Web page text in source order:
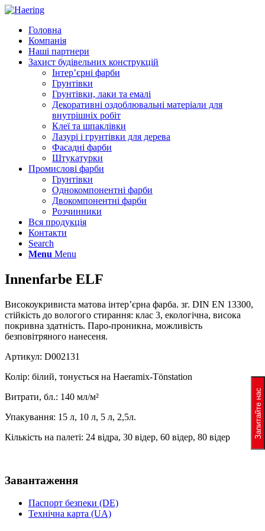
Головна
Компанія
Наші партнери
Захист будівельних конструкцій
Інтер’єрні фарби
Грунтівки
Грунтівки, лаки та емалі
Декоративні оздоблювальні матеріали для
внутрішніх робіт
Клеї та шпаклівки
Лазурі і грунтівки для дерева
Фасадні фарби
Штукатурки
Промислові фарби
Грунтівки
Однокомпонентні фарби
Двокомпонентні фарби
Розчинники
Вся продукція
Контакти
Search
Menu Menu
Innenfarbe ELF
Високоукривиста матова інтер’єрна фарба. зг. DIN EN 13300,
стійкість до вологого стирання: клас 3, екологічна, висока
покривна здатність. Паро-проникна, можливість
безповітряного нанесеня.
Артикул: D002131
Колір: білий, тонується на Haeramix-Tönstation
Витрати, бл.: 140 мл/м²
Упакування: 15 л, 10 л, 5 л, 2,5л.
Кількість на палеті: 24 відра, 30 відер, 60 відер, 80 відер
Завантаження
Паспорт безпеки (DE)
Технічна карта (UA)
Запитайте нас